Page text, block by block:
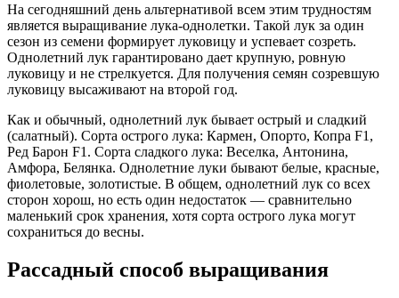
На сегодняшний день альтернативой всем этим трудностям
является выращивание лука-однолетки. Такой лук за один
сезон из семени формирует луковицу и успевает созреть.
Однолетний лук гарантировано дает крупную, ровную
луковицу и не стрелкуется. Для получения семян созревшую
луковицу высаживают на второй год.
Как и обычный, однолетний лук бывает острый и сладкий
(салатный). Сорта острого лука: Кармен, Опорто, Копра F1,
Ред Барон F1. Сорта сладкого лука: Веселка, Антонина,
Амфора, Белянка. Однолетние луки бывают белые, красные,
фиолетовые, золотистые. В общем, однолетний лук со всех
сторон хорош, но есть один недостаток — сравнительно
маленький срок хранения, хотя сорта острого лука могут
сохраниться до весны.
Рассадный способ выращивания